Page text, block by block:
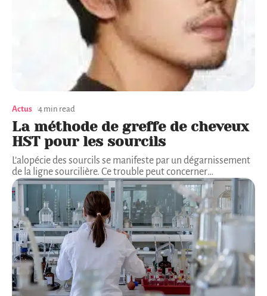
Actus 4 min read
La méthode de greffe de cheveux
HST pour les sourcils
L’alopécie des sourcils se manifeste par un dégarnissement
de la ligne sourcilière. Ce trouble peut concerner…